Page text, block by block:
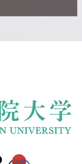
ットフォームでの
ティクスの実施、
ご登録をお願いし
絡申し上げます。
（2026年12